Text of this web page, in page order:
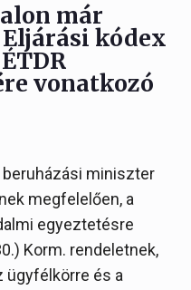
már
kódex
vonatkozó
miniszter
megfelelően, a
egyeztetésre
Korm. rendeletnek,
ügyfélkörre és a